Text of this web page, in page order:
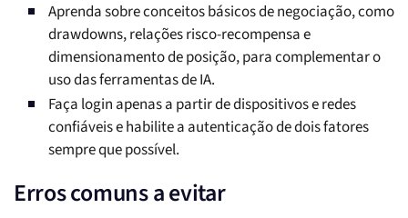
Aprenda sobre conceitos básicos de negociação, como
drawdowns, relações risco-recompensa e
dimensionamento de posição, para complementar o
uso das ferramentas de IA.
Faça login apenas a partir de dispositivos e redes
confiáveis e habilite a autenticação de dois fatores
sempre que possível.
Erros comuns a evitar